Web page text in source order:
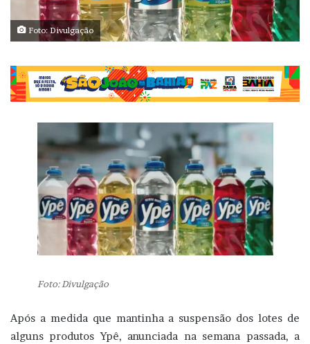
Foto: Divulgação
Foto: Divulgação
Após a medida que mantinha a suspensão dos lotes de
alguns produtos Ypê, anunciada na semana passada, a